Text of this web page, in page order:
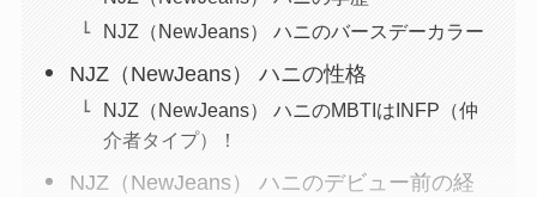
NJZ（NewJeans） ハニのバースデーカラー
NJZ（NewJeans） ハニの性格
NJZ（NewJeans） ハニのMBTIはINFP（仲
介者タイプ）！
NJZ（NewJeans） ハニのデビュー前の経